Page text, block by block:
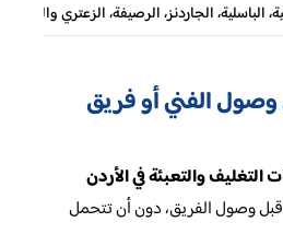
الباسلية، الجاردنز، الرصيفة، الزعتري
الفني أو فريق
التغليف والتعبئة في الأردن
وصول الفريق، دون أن تتحمل